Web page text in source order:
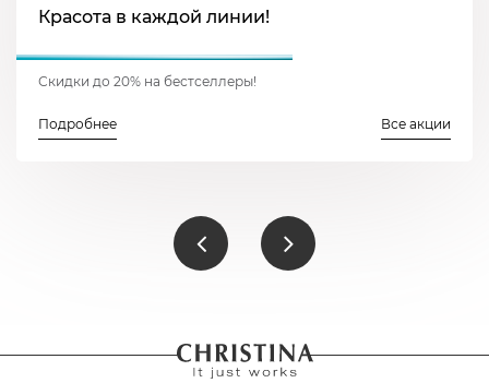
Красота в каждой линии!
Скидки до 20% на бестселлеры!
Подробнее Все акции